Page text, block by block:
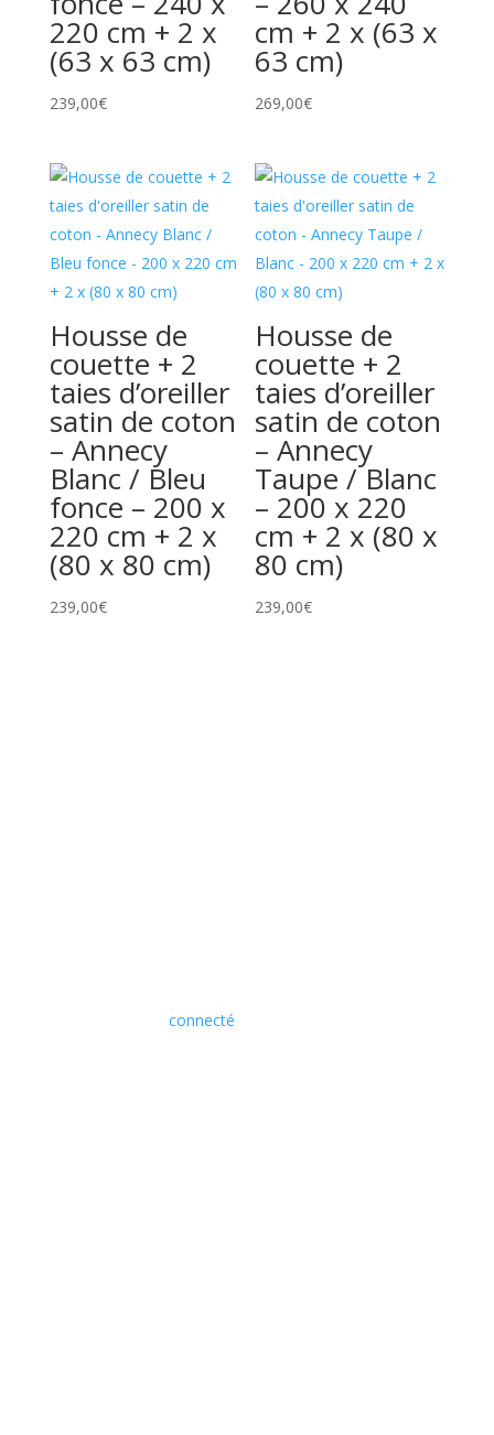
220 cm + 2 x
(63 x 63 cm)
239,00€
cm + 2 x (63 x
63 cm)
269,00€
Housse de
couette + 2
taies d’oreiller
satin de coton
– Annecy
Blanc / Bleu
fonce – 200 x
220 cm + 2 x
(80 x 80 cm)
239,00€
Housse de
couette + 2
taies d’oreiller
satin de coton
– Annecy
Taupe / Blanc
– 200 x 220
cm + 2 x (80 x
80 cm)
239,00€
connecté